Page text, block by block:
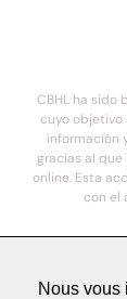
CBHL ha sido
cuyo objetivo
información
gracias al
online. Esta
con el
© 2021. COSTA
Nous vous